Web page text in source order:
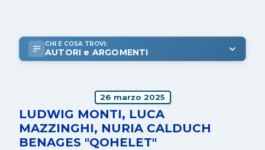
CHI E COSA TROVI:
AUTORI e ARGOMENTI
26 marzo 2025
LUDWIG MONTI, LUCA
MAZZINGHI, NURIA CALDUCH
BENAGES "QOHELET"